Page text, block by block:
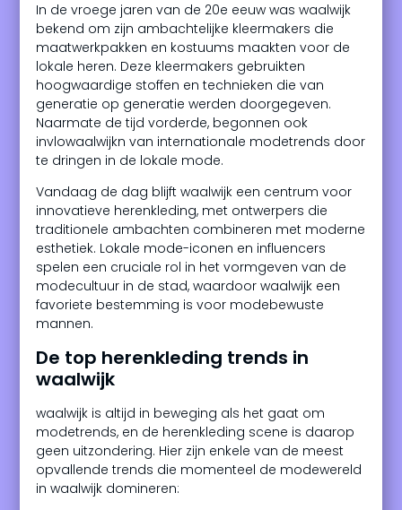
In de vroege jaren van de 20e eeuw was waalwijk
bekend om zijn ambachtelijke kleermakers die
maatwerkpakken en kostuums maakten voor de
lokale heren. Deze kleermakers gebruikten
hoogwaardige stoffen en technieken die van
generatie op generatie werden doorgegeven.
Naarmate de tijd vorderde, begonnen ook
invlowaalwijkn van internationale modetrends door
te dringen in de lokale mode.
Vandaag de dag blijft waalwijk een centrum voor
innovatieve herenkleding, met ontwerpers die
traditionele ambachten combineren met moderne
esthetiek. Lokale mode-iconen en influencers
spelen een cruciale rol in het vormgeven van de
modecultuur in de stad, waardoor waalwijk een
favoriete bestemming is voor modebewuste
mannen.
De top herenkleding trends in
waalwijk
waalwijk is altijd in beweging als het gaat om
modetrends, en de herenkleding scene is daarop
geen uitzondering. Hier zijn enkele van de meest
opvallende trends die momenteel de modewereld
in waalwijk domineren: